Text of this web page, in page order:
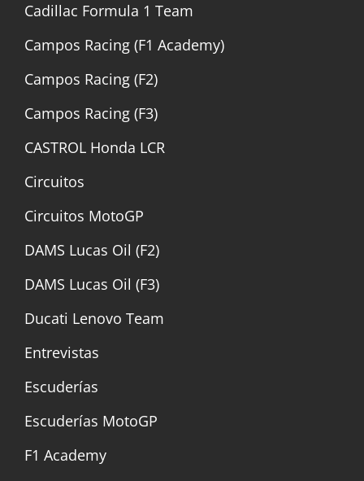
Cadillac Formula 1 Team
Campos Racing (F1 Academy)
Campos Racing (F2)
Campos Racing (F3)
CASTROL Honda LCR
Circuitos
Circuitos MotoGP
DAMS Lucas Oil (F2)
DAMS Lucas Oil (F3)
Ducati Lenovo Team
Entrevistas
Escuderías
Escuderías MotoGP
F1 Academy